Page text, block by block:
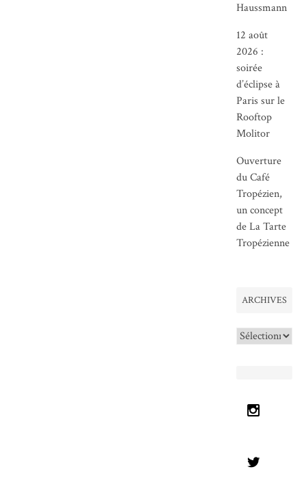
Haussmann
12 août
2026 :
soirée
d’éclipse à
Paris sur le
Rooftop
Molitor
Ouverture
du Café
Tropézien,
un concept
de La Tarte
Tropézienne
ARCHIVES
Archives